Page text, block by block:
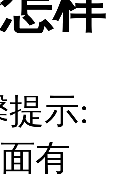
提示:
有